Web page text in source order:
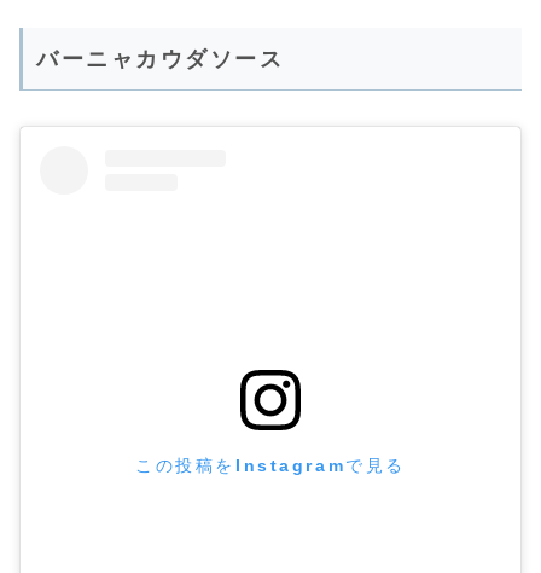
バーニャカウダソース
この投稿をInstagramで見る